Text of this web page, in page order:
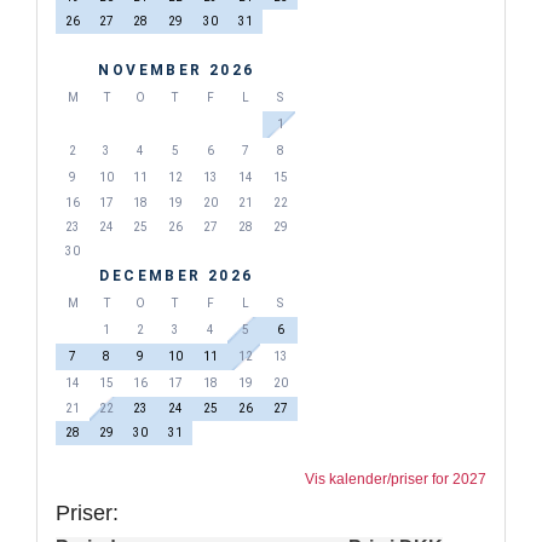
26
27 28 29 30 31
NOVEMBER 2026
M T O T F
S
1
2
3 4 5 6 7
8
9
10 11 12 13 14
15
16
17 18 19 20 21
22
23
24 25 26 27 28
29
30
DECEMBER 2026
M T O T F
S
1
2 3 4 5
6
7
8 9 10 11 12
13
14
15 16 17 18 19
20
21
22 23 24 25 26
27
28
29 30 31
Vis kalender/priser for 2027
Priser: